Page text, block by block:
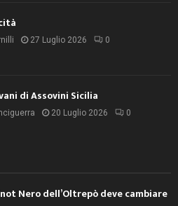
27 Luglio 2026 0
di Assovini Sicilia
20 Luglio 2026 0
Nero dell’Oltrepò deve cambiare